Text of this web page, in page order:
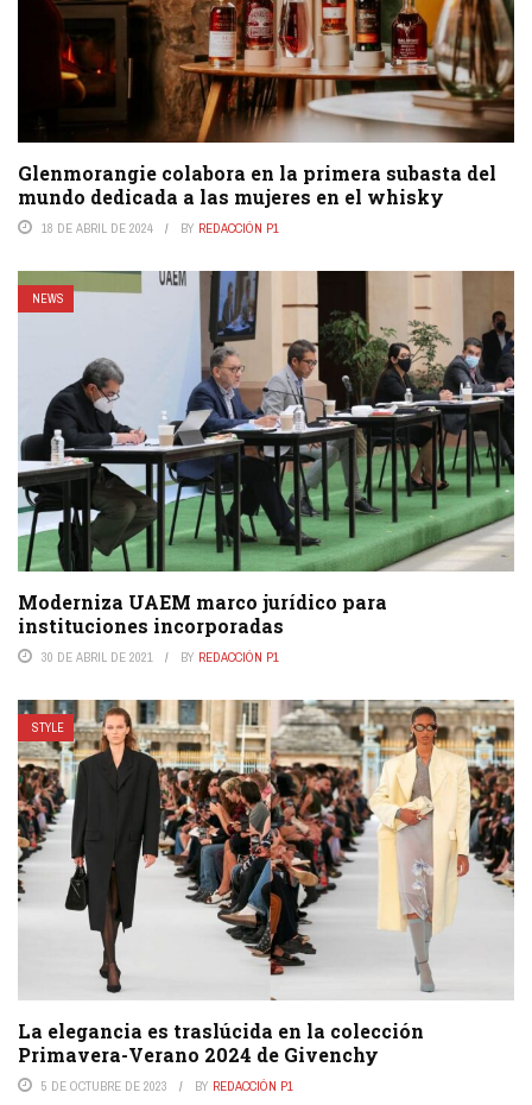
Glenmorangie colabora en la primera subasta del
mundo dedicada a las mujeres en el whisky
18 DE ABRIL DE 2024 BY REDACCIÓN P1
NEWS
Moderniza UAEM marco jurídico para
instituciones incorporadas
30 DE ABRIL DE 2021 BY REDACCIÓN P1
STYLE
La elegancia es traslúcida en la colección
Primavera-Verano 2024 de Givenchy
5 DE OCTUBRE DE 2023 BY REDACCIÓN P1